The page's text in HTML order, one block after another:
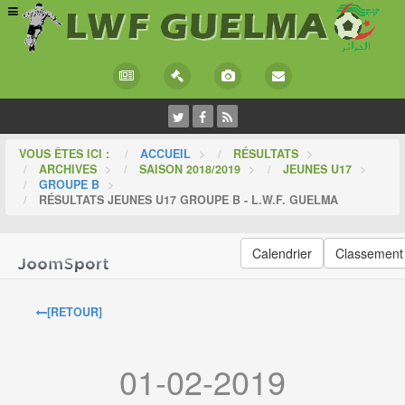
VOUS ÊTES ICI : ACCUEIL > RÉSULTATS >
ARCHIVES > SAISON 2018/2019 > JEUNES U17 >
GROUPE B >
RÉSULTATS JEUNES U17 GROUPE B - L.W.F. GUELMA
Calendrier Classement
[RETOUR]
01-02-2019